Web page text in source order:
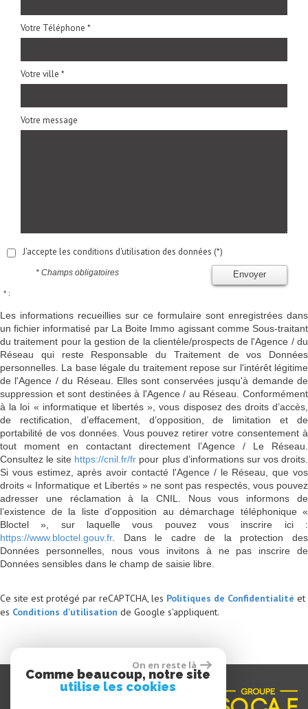
Votre Téléphone *
Votre ville *
Votre message
J'accepte les conditions d'utilisation des données (*)
Envoyer
* Champs obligatoires
* :
Les informations recueillies sur ce formulaire sont enregistrées dans
un fichier informatisé par La Boite Immo agissant comme Sous-traitant
du traitement pour la gestion de la clientèle/prospects de l'Agence / du
Réseau qui reste Responsable du Traitement de vos Données
personnelles. La base légale du traitement repose sur l'intérêt légitime
de l'Agence / du Réseau. Elles sont conservées jusqu'à demande de
suppression et sont destinées à l'Agence / au Réseau. Conformément
à la loi « informatique et libertés », vous disposez des droits d’accès,
de rectification, d’effacement, d’opposition, de limitation et de
portabilité de vos données. Vous pouvez retirer votre consentement à
tout moment en contactant directement l’Agence / Le Réseau.
Consultez le site https://cnil.fr/fr pour plus d’informations sur vos droits.
Si vous estimez, après avoir contacté l'Agence / le Réseau, que vos
droits « Informatique et Libertés » ne sont pas respectés, vous pouvez
adresser une réclamation à la CNIL. Nous vous informons de
l’existence de la liste d'opposition au démarchage téléphonique «
Bloctel », sur laquelle vous pouvez vous inscrire ici :
https://www.bloctel.gouv.fr. Dans le cadre de la protection des
Données personnelles, nous vous invitons à ne pas inscrire de
Données sensibles dans le champ de saisie libre.
Ce site est protégé par reCAPTCHA, les Politiques de Confidentialité et
es Conditions d'utilisation de Google s'appliquent.
On en reste là
Comme beaucoup, notre site
utilise les cookies